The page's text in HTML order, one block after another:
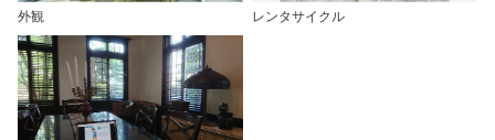
外観 レンタサイクル